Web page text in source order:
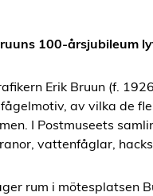
100-årsjubileum
Erik Bruun (f.
av vilka de
I Postmuseets
vattenfåglar,
rum i mötesplatsen